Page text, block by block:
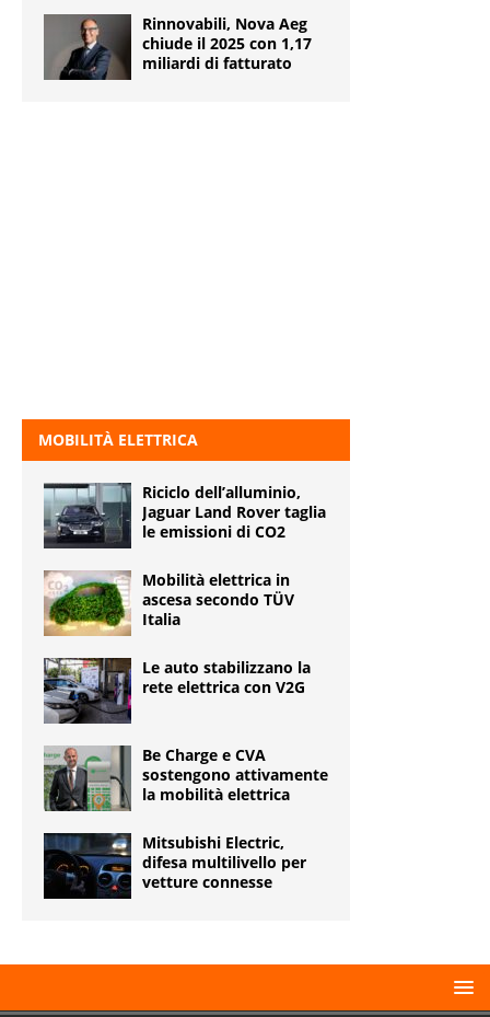
Rinnovabili, Nova Aeg
chiude il 2025 con 1,17
miliardi di fatturato
MOBILITÀ ELETTRICA
Riciclo dell’alluminio,
Jaguar Land Rover taglia
le emissioni di CO2
Mobilità elettrica in
ascesa secondo TÜV
Italia
Le auto stabilizzano la
rete elettrica con V2G
Be Charge e CVA
sostengono attivamente
la mobilità elettrica
Mitsubishi Electric,
difesa multilivello per
vetture connesse